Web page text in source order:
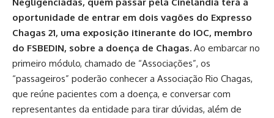
Negligenciadas, quem passar pela Cinelândia terá a
oportunidade de entrar em dois vagões do Expresso
Chagas 21, uma exposição itinerante do IOC, membro
do FSBEDIN, sobre a doença de Chagas. Ao embarcar no
primeiro módulo, chamado de “Associações”, os
“passageiros” poderão conhecer a Associação Rio Chagas,
que reúne pacientes com a doença, e conversar com
representantes da entidade para tirar dúvidas, além de